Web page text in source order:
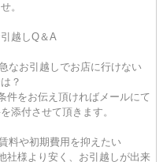
。
越しQ＆A
なお引越しでお店に行けない
？
をお伝え頂ければメールにて
添付させて頂きます。
料や初期費用を抑えたい
様より安く、お引越しが出来